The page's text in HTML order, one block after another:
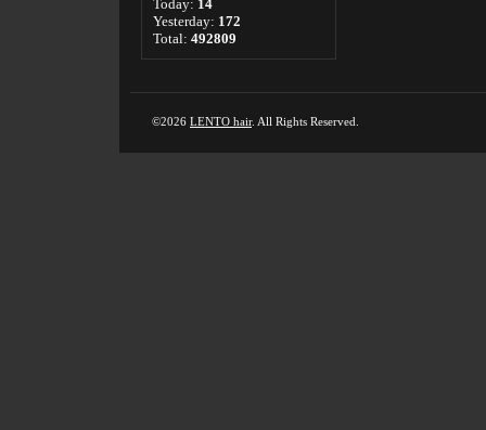
Today: 14
Yesterday: 172
Total: 492809
©2026 LENTO hair. All Rights Reserved.